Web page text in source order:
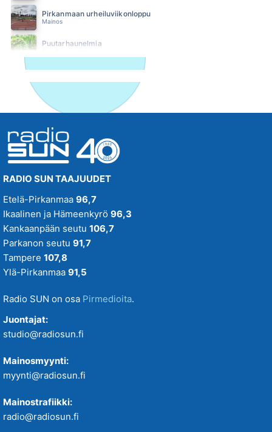
Pirkanmaan urheiluviikonloppu
Mainos
Puutarhaunelmia
SUN Iltapäivä
SUN Keskipäivä
SUN Kesä
Suositus
SUN Suosikit TOP 20
Osallistu - Suositus
SUN Uusi Aamu
SUN Viihteelle -toivekonsertti
Tiistaitanssit klo 19-21
VIIKONLOPUN MENOVINKIT
RADIO SUN TAAJUUDET
Etelä-Pirkanmaa 96,7
Ikaalinen ja Hämeenkyrö 96,3
Kankaanpään seutu 106,7
Parkanon seutu 91,7
Tampere 107,8
Ylä-Pirkanmaa 91,5
Radio SUN on osa Pirmedioita.
Juontajat:
studio@radiosun.fi
Mainosmyynti:
myynti@radiosun.fi
Mainostrafiikki:
radio@radiosun.fi